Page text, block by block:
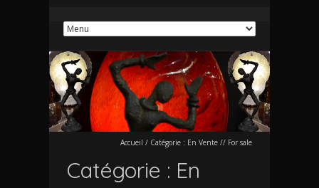
Accueil / Catégorie : En Vente // For sale
Catégorie : En